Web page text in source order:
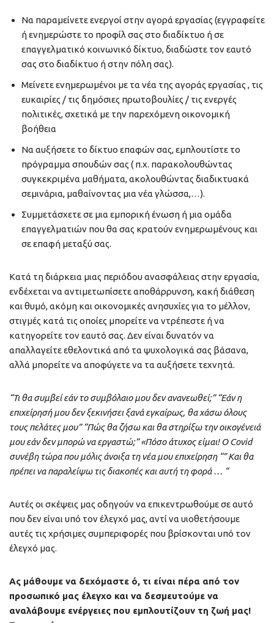
Να παραμείνετε ενεργοί στην αγορά εργασίας (εγγραφείτε
ή ενημερώστε το προφίλ σας στο διαδίκτυο ή σε
επαγγελματικό κοινωνικό δίκτυο, διαδώστε τον εαυτό
σας στο διαδίκτυο ή στην πόλη σας).
Μείνετε ενημερωμένοι με τα νέα της αγοράς εργασίας , τις
ευκαιρίες / τις δημόσιες πρωτοβουλίες / τις ενεργές
πολιτικές, σχετικά με την παρεχόμενη οικονομική
βοήθεια
Να αυξήσετε το δίκτυο επαφών σας, εμπλουτίστε το
πρόγραμμα σπουδών σας ( π.χ. παρακολουθώντας
συγκεκριμένα μαθήματα, ακολουθώντας διαδικτυακά
σεμινάρια, μαθαίνοντας μια νέα γλώσσα,…).
Συμμετάσχετε σε μια εμπορική ένωση ή μια ομάδα
επαγγελματιών που θα σας κρατούν ενημερωμένους και
σε επαφή μεταξύ σας.
Κατά τη διάρκεια μιας περιόδου ανασφάλειας στην εργασία,
ενδέχεται να αντιμετωπίσετε αποθάρρυνση, κακή διάθεση
και θυμό, ακόμη και οικονομικές ανησυχίες για το μέλλον,
στιγμές κατά τις οποίες μπορείτε να ντρέπεστε ή να
κατηγορείτε τον εαυτό σας. Δεν είναι δυνατόν να
απαλλαγείτε εθελοντικά από τα ψυχολογικά σας βάσανα,
αλλά μπορείτε να αποφύγετε να τα αυξήσετε τεχνητά.
“Τι θα συμβεί εάν το συμβόλαιο μου δεν ανανεωθεί;” “Εάν η
επιχείρησή μου δεν ξεκινήσει ξανά εγκαίρως, θα χάσω όλους
τους πελάτες μου” “Πώς θα ζήσω και θα στηρίξω την οικογένειά
μου εάν δεν μπορώ να εργαστώ;” «Πόσο άτυχος είμαι! Ο Covid
συνέβη τώρα που μόλις άνοιξα τη νέα μου επιχείρηση “” Και θα
πρέπει να παραλείψω τις διακοπές και αυτή τη φορά … “
Αυτές οι σκέψεις μας οδηγούν να επικεντρωθούμε σε αυτό
που δεν είναι υπό τον έλεγχό μας, αντί να υιοθετήσουμε
αυτές τις χρήσιμες συμπεριφορές που βρίσκονται υπό τον
έλεγχό μας.
Ας μάθουμε να δεχόμαστε ό, τι είναι πέρα ​​από τον
προσωπικό μας έλεγχο και να δεσμευτούμε να
αναλάβουμε ενέργειες που εμπλουτίζουν τη ζωή μας!